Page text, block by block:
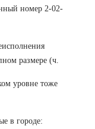
номер 2-02-
размере (ч.
уровне тоже
в городе: